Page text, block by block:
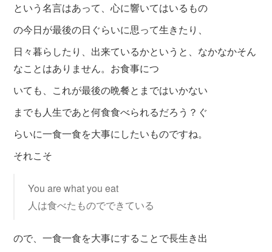
という名言はあって、心に響いてはいるもの
の今日が最後の日ぐらいに思って生きたり、
日々暮らしたり、出来ているかというと、なかなかそん
なことはありません。お食事につ
いても、これが最後の晩餐とまではいかない
までも人生であと何食食べられるだろう？ぐ
らいに一食一食を大事にしたいものですね。
それこそ
You are what you eat
人は食べたものでできている
ので、一食一食を大事にすることで長生き出